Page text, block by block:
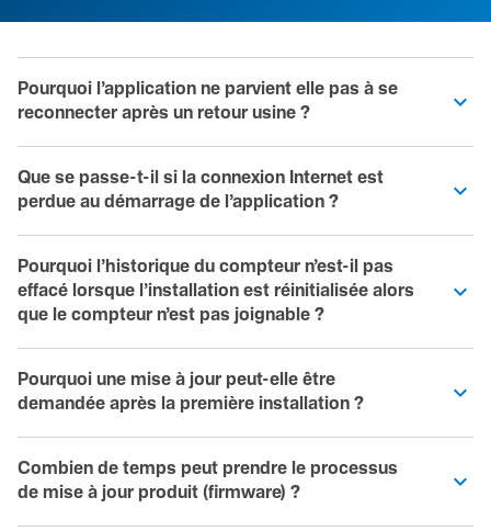
Pourquoi l’application ne parvient elle pas à se
reconnecter après un retour usine ?
Que se passe-t-il si la connexion Internet est
perdue au démarrage de l’application ?
Pourquoi l’historique du compteur n’est-il pas
effacé lorsque l’installation est réinitialisée alors
que le compteur n’est pas joignable ?
Pourquoi une mise à jour peut-elle être
demandée après la première installation ?
Combien de temps peut prendre le processus
de mise à jour produit (firmware) ?